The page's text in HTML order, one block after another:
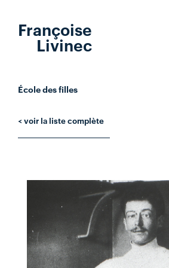
Françoise
Livinec
École des filles
< voir la liste complète